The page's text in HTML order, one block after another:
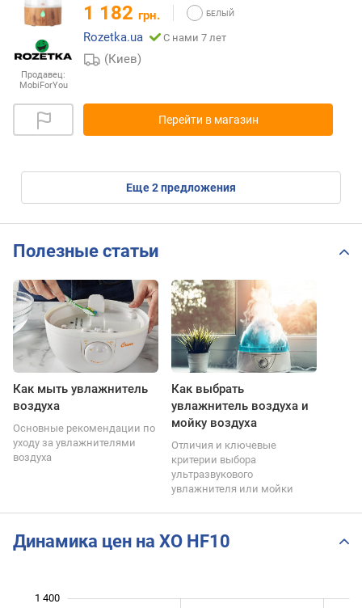
Продавец:
MobiForYou
1 182 грн.
Rozetka.ua
С нами 7 лет
(Киев)
Перейти в магазин
eще2предложения
Полезные статьи
Как мыть увлажнитель
воздуха
Основные рекомендации по
уходу за увлажнителями
воздуха
Как выбрать
увлажнитель воздуха и
мойку воздуха
Отличия и ключевые
критерии выбора
ультразвукового
увлажнителя или мойки
Динамика цен на XO HF10
1 400